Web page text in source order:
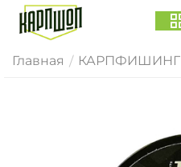
Главная / КАРПФИШИНГ